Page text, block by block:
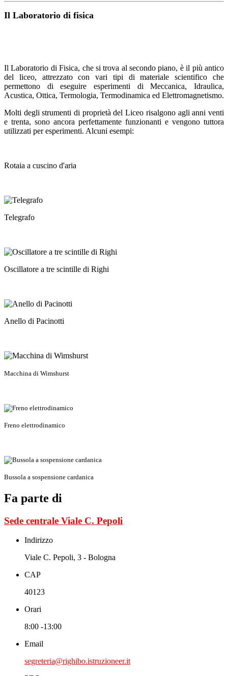
Il Laboratorio di fisica
Il Laboratorio di Fisica, che si trova al secondo piano, è il più antico
del liceo, attrezzato con vari tipi di materiale scientifico che
permettono di eseguire esperimenti di Meccanica, Idraulica,
Acustica, Ottica, Termologia, Termodinamica ed Elettromagnetismo.
Molti degli strumenti di proprietà del Liceo risalgono agli anni venti
e trenta, sono ancora perfettamente funzionanti e vengono tuttora
utilizzati per esperimenti. Alcuni esempi:
Rotaia a cuscino d'aria
Telegrafo
Oscillatore a tre scintille di Righi
Anello di Pacinotti
Macchina di Wimshurst
Freno elettrodinamico
Bussola a sospensione cardanica
Fa parte di
Sede centrale Viale C. Pepoli
Indirizzo
Viale C. Pepoli, 3 - Bologna
CAP
40123
Orari
8:00 -13:00
Email
segreteria@righibo.istruzioneer.it